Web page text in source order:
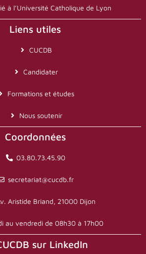
à l’Université Catholique de Lyon
Liens utiles
CUCDB
Candidater
Formations et études
Nous soutenir
Coordonnées
03.80.73.45.90
secretariat@cucdb.fr
Aristide Briand, 21000 Dijon
au vendredi de 08h30 à 17h00
sur LinkedIn